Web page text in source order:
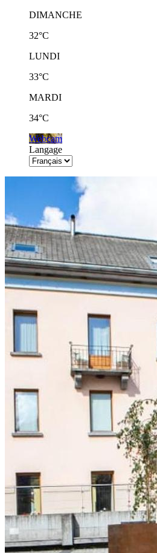
DIMANCHE
32°C
LUNDI
33°C
MARDI
34°C
Webcam
Langage